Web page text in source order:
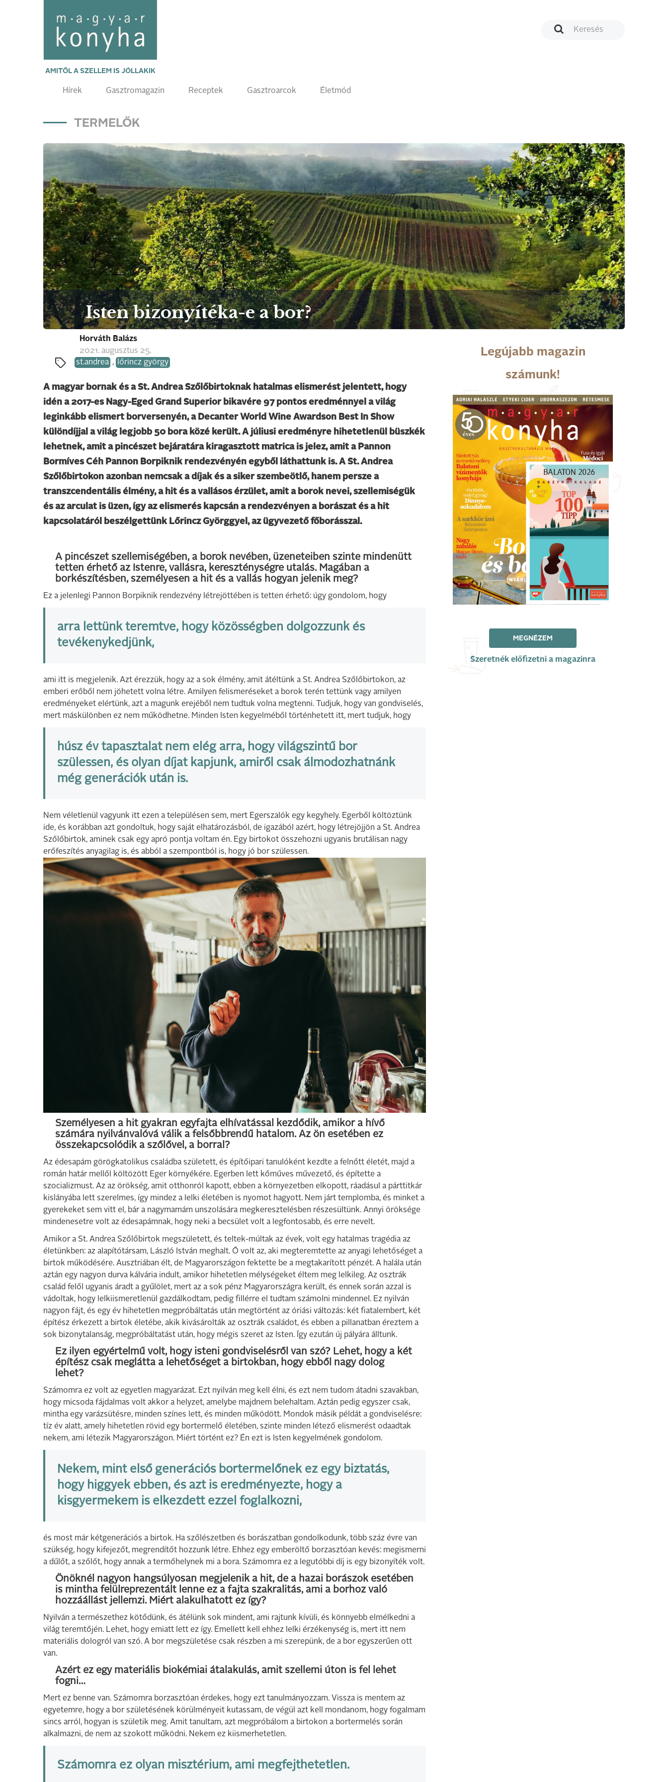
AMITŐL A SZELLEM IS JÓLLAKIK
Hírek Gasztromagazin Receptek Gasztroarcok Életmód
TERMELŐK
Isten bizonyítéka-e a bor?
Horváth Balázs
2021. augusztus 25.
st.andrea , lőrincz györgy
A magyar bornak és a St. Andrea Szőlőbirtoknak hatalmas elismerést jelentett, hogy
idén a 2017-es Nagy-Eged Grand Superior bikavére 97 pontos eredménnyel a világ
leginkább elismert borversenyén, a Decanter World Wine Awardson Best In Show
különdíjjal a világ legjobb 50 bora közé került. A júliusi eredményre hihetetlenül büszkék
lehetnek, amit a pincészet bejáratára kiragasztott matrica is jelez, amit a Pannon
Bormíves Céh Pannon Borpiknik rendezvényén egyből láthattunk is. A St. Andrea
Szőlőbirtokon azonban nemcsak a díjak és a siker szembeötlő, hanem persze a
transzcendentális élmény, a hit és a vallásos érzület, amit a borok nevei, szellemiségük
és az arculat is üzen, így az elismerés kapcsán a rendezvényen a borászat és a hit
kapcsolatáról beszélgettünk Lőrincz Györggyel, az ügyvezető főborásszal.
A pincészet szellemiségében, a borok nevében, üzeneteiben szinte mindenütt
tetten érhető az Istenre, vallásra, kereszténységre utalás. Magában a
borkészítésben, személyesen a hit és a vallás hogyan jelenik meg?
Ez a jelenlegi Pannon Borpiknik rendezvény létrejöttében is tetten érhető: úgy gondolom, hogy
arra lettünk teremtve, hogy közösségben dolgozzunk és
tevékenykedjünk,
ami itt is megjelenik. Azt érezzük, hogy az a sok élmény, amit átéltünk a St. Andrea Szőlőbirtokon, az
emberi erőből nem jöhetett volna létre. Amilyen felismeréseket a borok terén tettünk vagy amilyen
eredményeket elértünk, azt a magunk erejéből nem tudtuk volna megtenni. Tudjuk, hogy van gondviselés,
mert máskülönben ez nem működhetne. Minden Isten kegyelméből történhetett itt, mert tudjuk, hogy
húsz év tapasztalat nem elég arra, hogy világszintű bor
szülessen, és olyan díjat kapjunk, amiről csak álmodozhatnánk
még generációk után is.
Nem véletlenül vagyunk itt ezen a településen sem, mert Egerszalók egy kegyhely. Egerből költöztünk
ide, és korábban azt gondoltuk, hogy saját elhatározásból, de igazából azért, hogy létrejöjjön a St. Andrea
Szőlőbirtok, aminek csak egy apró pontja voltam én. Egy birtokot összehozni ugyanis brutálisan nagy
erőfeszítés anyagilag is, és abból a szempontból is, hogy jó bor szülessen.
Személyesen a hit gyakran egyfajta elhívatással kezdődik, amikor a hívő
számára nyilvánvalóvá válik a felsőbbrendű hatalom. Az ön esetében ez
összekapcsolódik a szőlővel, a borral?
Az édesapám görögkatolikus családba született, és építőipari tanulóként kezdte a felnőtt életét, majd a
román határ mellől költözött Eger környékére. Egerben lett kőműves művezető, és építette a
szocializmust. Az az örökség, amit otthonról kapott, ebben a környezetben elkopott, ráadásul a párttitkár
kislányába lett szerelmes, így mindez a lelki életében is nyomot hagyott. Nem járt templomba, és minket a
gyerekeket sem vitt el, bár a nagymamám unszolására megkeresztelésben részesültünk. Annyi öröksége
mindenesetre volt az édesapámnak, hogy neki a becsület volt a legfontosabb, és erre nevelt.
Amikor a St. Andrea Szőlőbirtok megszületett, és teltek-múltak az évek, volt egy hatalmas tragédia az
életünkben: az alapítótársam, László István meghalt. Ő volt az, aki megteremtette az anyagi lehetőséget a
birtok működésére. Ausztriában élt, de Magyarországon fektette be a megtakarított pénzét. A halála után
aztán egy nagyon durva kálvária indult, amikor hihetetlen mélységeket éltem meg lelkileg. Az osztrák
család felől ugyanis áradt a gyűlölet, mert az a sok pénz Magyarországra került, és ennek során azzal is
vádoltak, hogy lelkiismeretlenül gazdálkodtam, pedig fillérre el tudtam számolni mindennel. Ez nyilván
nagyon fájt, és egy év hihetetlen megpróbáltatás után megtörtént az óriási változás: két fiatalembert, két
építész érkezett a birtok életébe, akik kivásárolták az osztrák családot, és ebben a pillanatban éreztem a
sok bizonytalanság, megpróbáltatást után, hogy mégis szeret az Isten. Így ezután új pályára álltunk.
Ez ilyen egyértelmű volt, hogy isteni gondviselésről van szó? Lehet, hogy a két
építész csak meglátta a lehetőséget a birtokban, hogy ebből nagy dolog
lehet?
Számomra ez volt az egyetlen magyarázat. Ezt nyilván meg kell élni, és ezt nem tudom átadni szavakban,
hogy micsoda fájdalmas volt akkor a helyzet, amelybe majdnem belehaltam. Aztán pedig egyszer csak,
mintha egy varázsütésre, minden színes lett, és minden működött. Mondok másik példát a gondviselésre:
tíz év alatt, amely hihetetlen rövid egy bortermelő életében, szinte minden létező elismerést odaadtak
nekem, ami létezik Magyarországon. Miért történt ez? Én ezt is Isten kegyelmének gondolom.
Nekem, mint első generációs bortermelőnek ez egy biztatás,
hogy higgyek ebben, és azt is eredményezte, hogy a
kisgyermekem is elkezdett ezzel foglalkozni,
és most már kétgenerációs a birtok. Ha szőlészetben és borászatban gondolkodunk, több száz évre van
szükség, hogy kifejezőt, megrendítőt hozzunk létre. Ehhez egy emberöltő borzasztóan kevés: megismerni
a dűlőt, a szőlőt, hogy annak a termőhelynek mi a bora. Számomra ez a legutóbbi díj is egy bizonyíték volt.
Önöknél nagyon hangsúlyosan megjelenik a hit, de a hazai borászok esetében
is mintha felülreprezentált lenne ez a fajta szakralitás, ami a borhoz való
hozzáállást jellemzi. Miért alakulhatott ez így?
Nyilván a természethez kötődünk, és átélünk sok mindent, ami rajtunk kívüli, és könnyebb elmélkedni a
világ teremtőjén. Lehet, hogy emiatt lett ez így. Emellett kell ehhez lelki érzékenység is, mert itt nem
materiális dologról van szó. A bor megszületése csak részben a mi szerepünk, de a bor egyszerűen ott
van.
Azért ez egy materiális biokémiai átalakulás, amit szellemi úton is fel lehet
fogni…
Mert ez benne van. Számomra borzasztóan érdekes, hogy ezt tanulmányozzam. Vissza is mentem az
egyetemre, hogy a bor születésének körülményeit kutassam, de végül azt kell mondanom, hogy fogalmam
sincs arról, hogyan is születik meg. Amit tanultam, azt megpróbálom a birtokon a bortermelés során
alkalmazni, de nem az szokott működni. Nekem ez kiismerhetetlen.
Számomra ez olyan misztérium, ami megfejthetetlen.
Legújabb magazin
számunk!
MEGNÉZEM
Szeretnék előfizetni a magazinra